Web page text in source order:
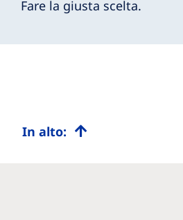
Fare la giusta scelta.
In alto: